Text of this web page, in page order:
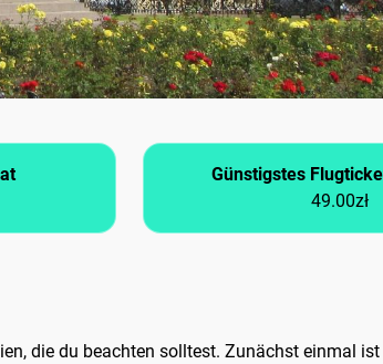
Günstigstes
49.00zł
die du beachten solltest. Zunächst einmal